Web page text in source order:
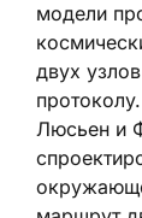
модели
двух
протоколу.
Люсьен и